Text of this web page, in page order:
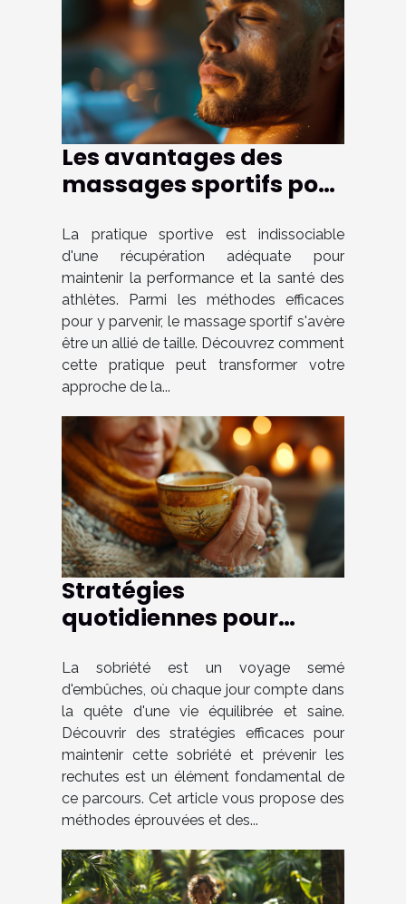
Les avantages des
massages sportifs pour
La pratique sportive est indissociable
d'une récupération adéquate pour
maintenir la performance et la santé des
athlètes. Parmi les méthodes efficaces
pour y parvenir, le massage sportif s'avère
être un allié de taille. Découvrez comment
cette pratique peut transformer votre
approche de la...
Stratégies
quotidiennes pour
prévenir les rechutes
La sobriété est un voyage semé
d'embûches, où chaque jour compte dans
la quête d'une vie équilibrée et saine.
Découvrir des stratégies efficaces pour
maintenir cette sobriété et prévenir les
rechutes est un élément fondamental de
ce parcours. Cet article vous propose des
méthodes éprouvées et des...